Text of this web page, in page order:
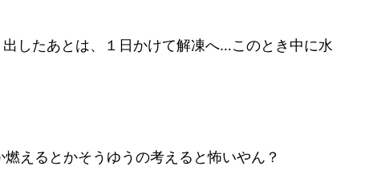
したあとは、１日かけて解凍へ…このとき中に水
えるとかそうゆうの考えると怖いやん？